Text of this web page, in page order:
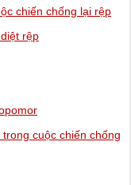
chiến chống lại rệp
rệp
cuộc chiến chống